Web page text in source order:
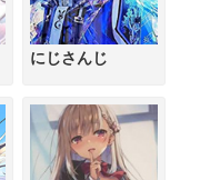
にじさんじ